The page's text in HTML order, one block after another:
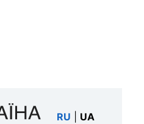
RU UA